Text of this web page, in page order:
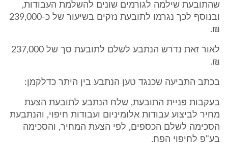
שהתובעת שילמה לגורמים שונים להשלמת העבודות,
ובנוסף לכך נגרמו לתובעת נזקים בשיעור של כ-239,000
₪.
לאור זאת נדרש הנתבע לשלם לתובעת סך של 237,000
₪.
בכתב התביעה שכנגד טען הנתבע בין היתר כדלקמן:
בעקבות פניית התובעת, שלח הנתבע לתובעת הצעת
מחיר לביצוע עבודות אלומיניום ועבודות חיפוי, והנתבעת
הסכימה לשלם הכספים, לפי הצעת המחיר, והסכימה
בע"פ לחיפוי הפח.